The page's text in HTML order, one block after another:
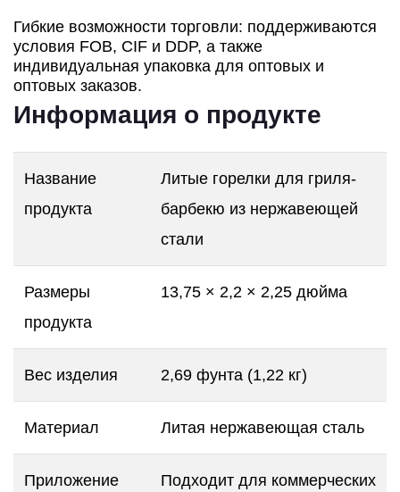
Гибкие возможности торговли: поддерживаются
условия FOB, CIF и DDP, а также
индивидуальная упаковка для оптовых и
оптовых заказов.
Информация о продукте
Название
продукта
Литые горелки для гриля-
барбекю из нержавеющей
стали
Размеры
продукта
13,75 × 2,2 × 2,25 дюйма
Вес изделия 2,69 фунта (1,22 кг)
Материал Литая нержавеющая сталь
Приложение
Подходит для коммерческих